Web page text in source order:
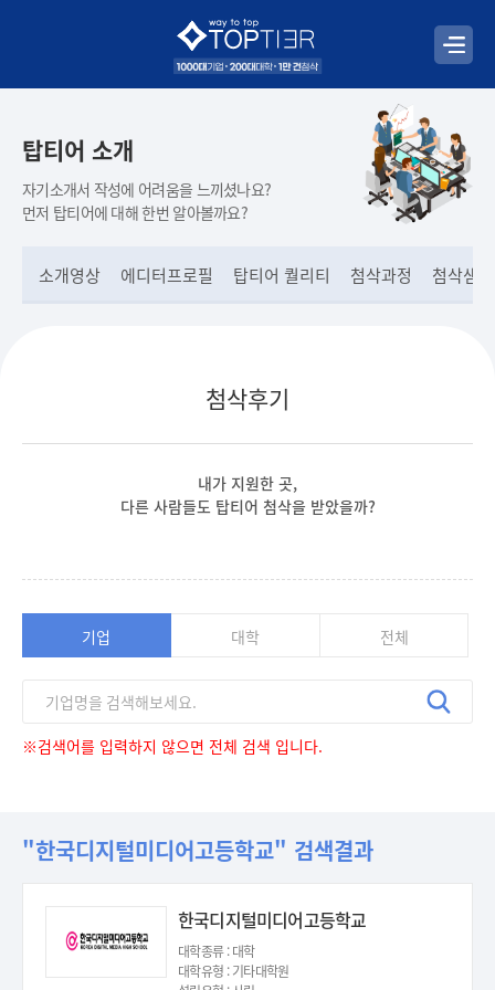
탑티어 소개
자기소개서 작성에 어려움을 느끼셨나요?
먼저 탑티어에 대해 한번 알아볼까요?
소개영상 에디터프로필 탑티어 퀄리티 첨삭과정 첨삭샘플
첨삭후기
내가 지원한 곳,
다른 사람들도 탑티어 첨삭을 받았을까?
기업 대학 전체
※검색어를 입력하지 않으면 전체 검색 입니다.
"한국디지털미디어고등학교" 검색결과
한국디지털미디어고등학교
대학종류 : 대학
대학유형 : 기타대학원